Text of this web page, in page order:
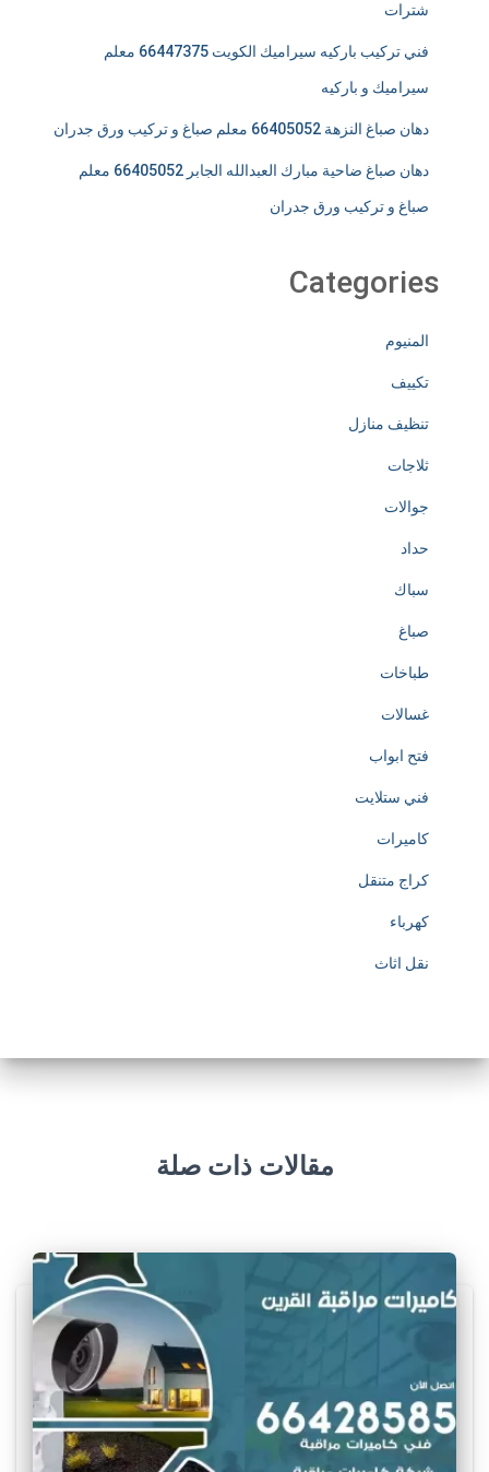
شترات
فني تركيب باركيه سيراميك الكويت 66447375 معلم
سيراميك و باركيه
دهان صباغ النزهة 66405052 معلم صباغ و تركيب ورق جدران
دهان صباغ ضاحية مبارك العبدالله الجابر 66405052 معلم
صباغ و تركيب ورق جدران
Categories
المنيوم
تكييف
تنظيف منازل
ثلاجات
جوالات
حداد
سباك
صباغ
طباخات
غسالات
فتح ابواب
فني ستلايت
كاميرات
كراج متنقل
كهرباء
نقل اثاث
مقالات ذات صلة